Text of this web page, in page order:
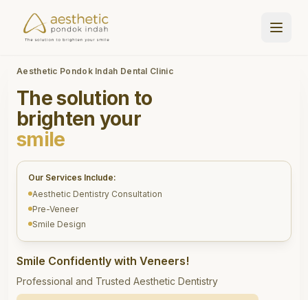
Aesthetic Pondok Indah Dental Clinic
The solution to
brighten your
smile
Our Services Include:
Aesthetic Dentistry Consultation
Pre-Veneer
Smile Design
Smile Confidently with Veneers!
Professional and Trusted Aesthetic Dentistry